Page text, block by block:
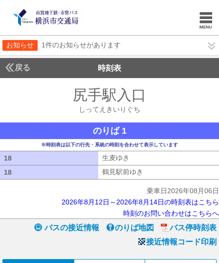
お知らせ 1件のお知らせがあります
戻る 時刻表
尻手駅入口
しってえきいりぐち
のりば 1
※時刻表は以下の行先・系統の時刻を合わせて表示しています
18 生麦ゆき
18
鶴見駅前ゆき
乗車日2026年08月06日
2026年8月12日～2026年8月14日の時刻表はこちら
時刻のお問い合わせはこちらへ
バスの接近情報 のりば地図
バス停時刻表
接近情報コード印刷